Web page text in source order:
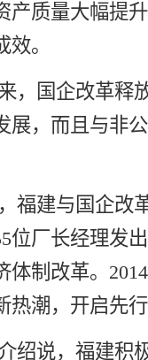
产质量大幅提
。
，国企改革释
展，而且与非
福建与国企改
位厂长经理发
体制改革。
热潮，开启先
绍说，福建积